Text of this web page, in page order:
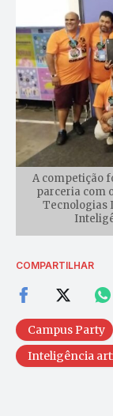
A competição
parceria com
Tecnologias
COMPARTILHAR
Campus Party
Inteligência